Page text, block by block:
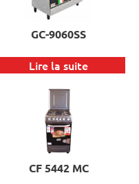
GC-9060SS
Lire la suite
CF 5442 MC